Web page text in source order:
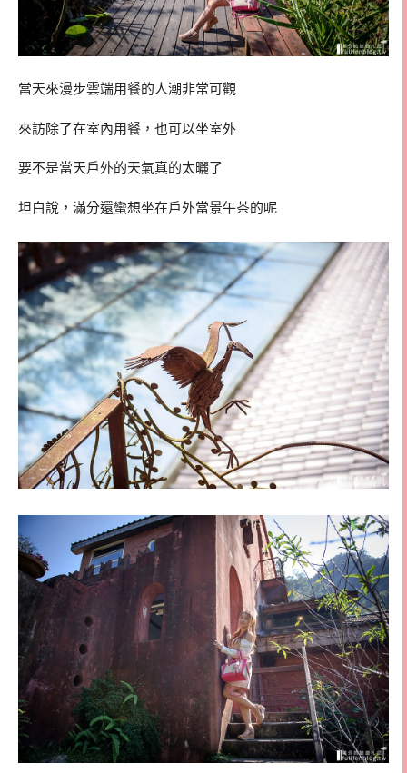
當天來漫步雲端用餐的人潮非常可觀
來訪除了在室內用餐，也可以坐室外
要不是當天戶外的天氣真的太曬了
坦白說，滿分還蠻想坐在戶外當景午茶的呢